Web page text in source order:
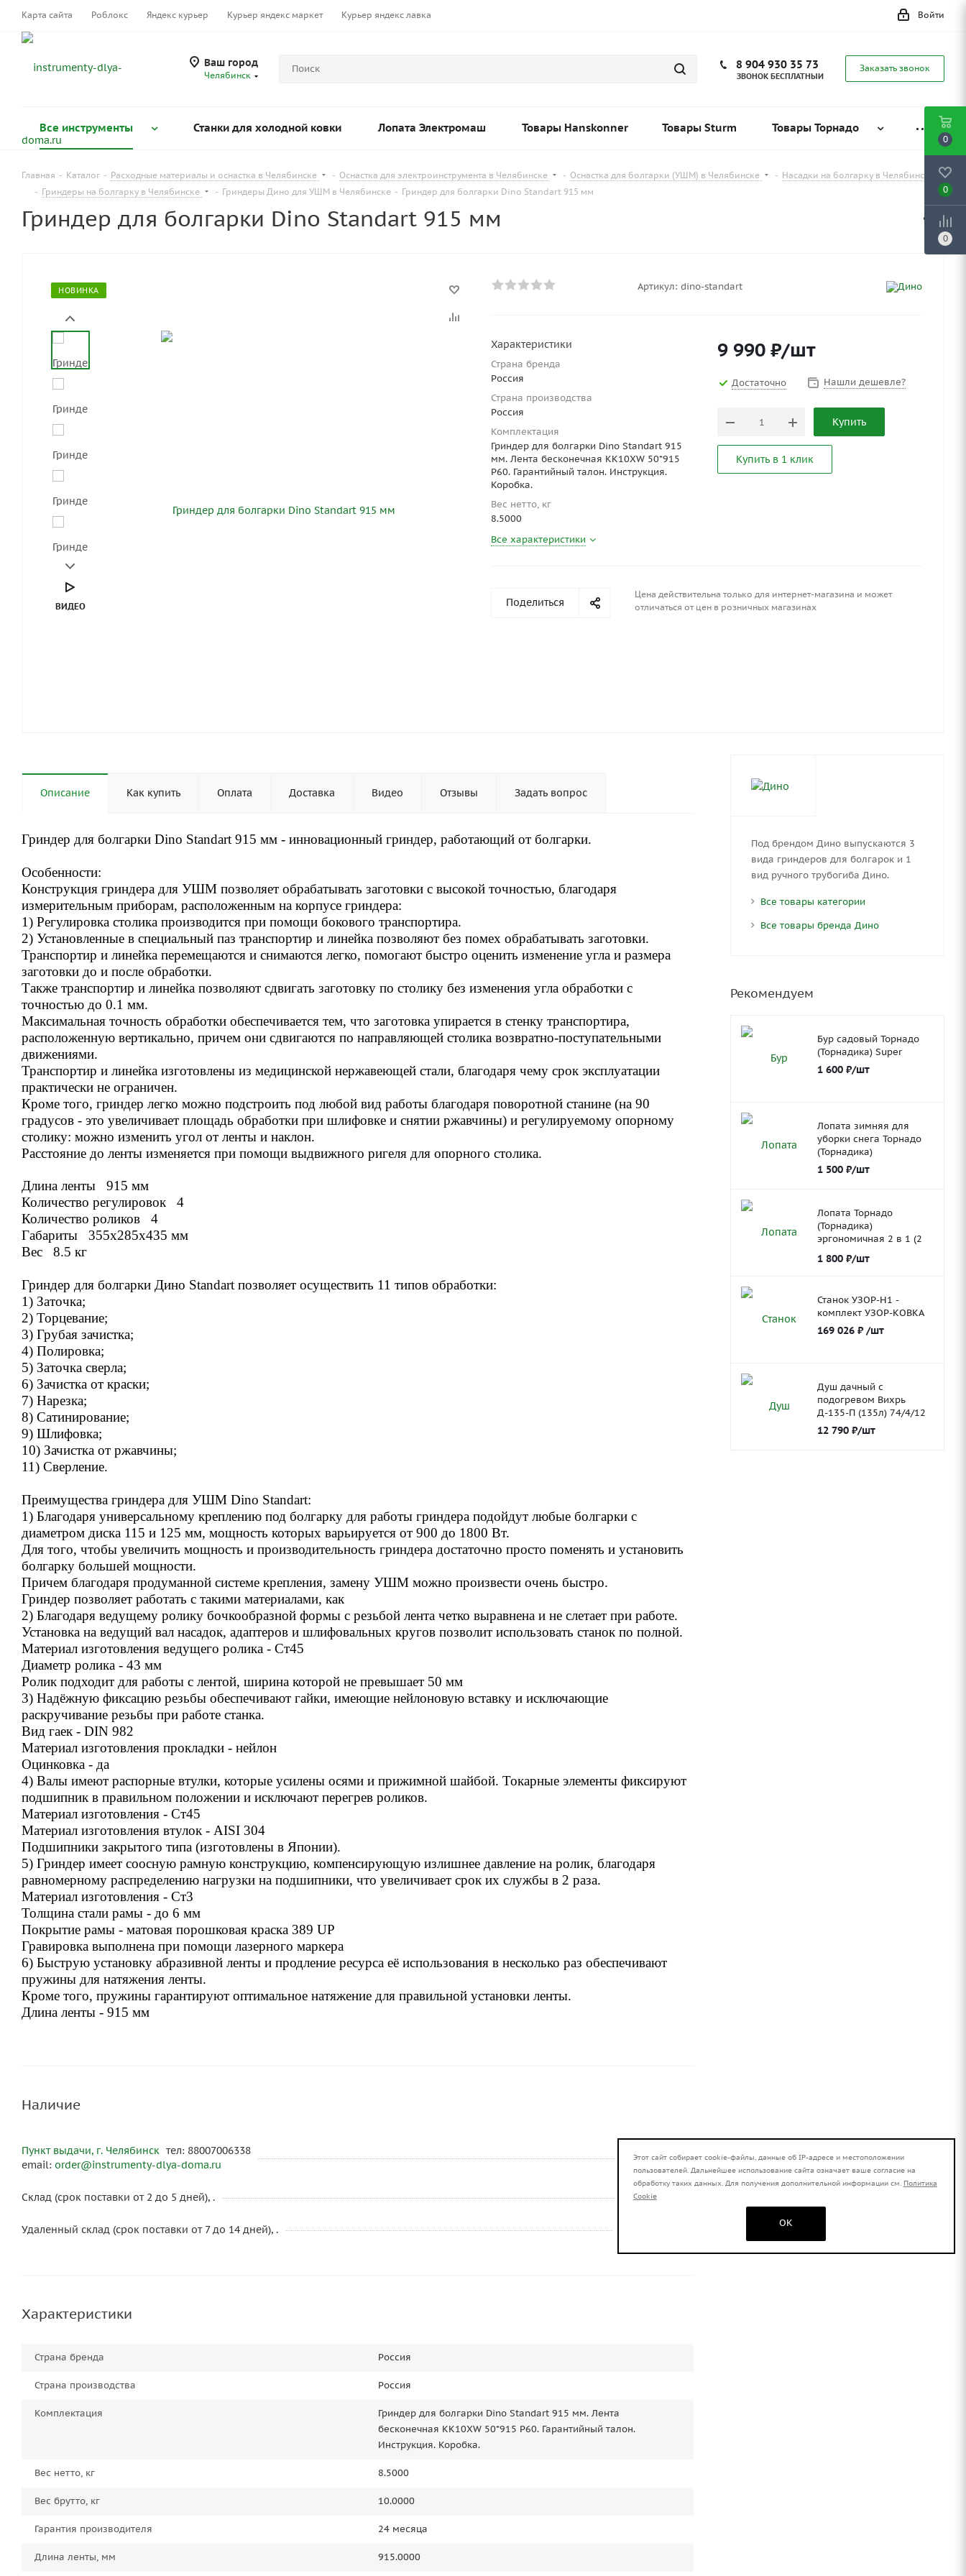
Карта сайта Роблокс Яндекс курьер Курьер яндекс маркет Курьер яндекс лавка Войти
Ваш город
Челябинск
8 904 930 35 73
ЗВОНОК БЕСПЛАТНЫЙ
Заказать звонок
Все инструменты Станки для холодной ковки Лопата Электромаш Товары Hanskonner Товары Sturm Товары Торнадо
Главная - Каталог - Расходные материалы и оснастка в Челябинске - Оснастка для электроинструмента в Челябинске - Оснастка для болгарки (УШМ) в Челябинске - Насадки на болгарку в Челябинске
- Гриндеры на болгарку в Челябинске - Гриндеры Дино для УШМ в Челябинске - Гриндер для болгарки Dino Standart 915 мм
Гриндер для болгарки Dino Standart 915 мм
НОВИНКА
ВИДЕО
Артикул: dino-standart
Характеристики
Страна бренда
Россия
Страна производства
Россия
Комплектация
Гриндер для болгарки Dino Standart 915
мм. Лента бесконечная КК10XW 50*915
P60. Гарантийный талон. Инструкция.
Коробка.
Вес нетто, кг
8.5000
Все характеристики
9 990 ₽/шт
Достаточно Нашли дешевле?
Купить
Купить в 1 клик
Поделиться
Цена действительна только для интернет-магазина и может
отличаться от цен в розничных магазинах
Описание Как купить Оплата Доставка Видео Отзывы Задать вопрос
Гриндер для болгарки Dino Standart 915 мм - инновационный гриндер, работающий от болгарки.
Особенности:
Конструкция гриндера для УШМ позволяет обрабатывать заготовки с высокой точностью, благодаря
измерительным приборам, расположенным на корпусе гриндера:
1) Регулировка столика производится при помощи бокового транспортира.
2) Установленные в специальный паз транспортир и линейка позволяют без помех обрабатывать заготовки.
Транспортир и линейка перемещаются и снимаются легко, помогают быстро оценить изменение угла и размера
заготовки до и после обработки.
Также транспортир и линейка позволяют сдвигать заготовку по столику без изменения угла обработки с
точностью до 0.1 мм.
Максимальная точность обработки обеспечивается тем, что заготовка упирается в стенку транспортира,
расположенную вертикально, причем они сдвигаются по направляющей столика возвратно-поступательными
движениями.
Транспортир и линейка изготовлены из медицинской нержавеющей стали, благодаря чему срок эксплуатации
практически не ограничен.
Кроме того, гриндер легко можно подстроить под любой вид работы благодаря поворотной станине (на 90
градусов - это увеличивает площадь обработки при шлифовке и снятии ржавчины) и регулируемому опорному
столику: можно изменить угол от ленты и наклон.
Расстояние до ленты изменяется при помощи выдвижного ригеля для опорного столика.
Длина ленты 915 мм
Количество регулировок 4
Количество роликов 4
Габариты 355x285x435 мм
Вес 8.5 кг
Гриндер для болгарки Дино Standart позволяет осуществить 11 типов обработки:
1) Заточка;
2) Торцевание;
3) Грубая зачистка;
4) Полировка;
5) Заточка сверла;
6) Зачистка от краски;
7) Нарезка;
8) Сатинирование;
9) Шлифовка;
10) Зачистка от ржавчины;
11) Сверление.
Преимущества гриндера для УШМ Dino Standart:
1) Благодаря универсальному креплению под болгарку для работы гриндера подойдут любые болгарки с
диаметром диска 115 и 125 мм, мощность которых варьируется от 900 до 1800 Вт.
Для того, чтобы увеличить мощность и производительность гриндера достаточно просто поменять и установить
болгарку большей мощности.
Причем благодаря продуманной системе крепления, замену УШМ можно произвести очень быстро.
Гриндер позволяет работать с такими материалами, как
2) Благодаря ведущему ролику бочкообразной формы с резьбой лента четко выравнена и не слетает при работе.
Установка на ведущий вал насадок, адаптеров и шлифовальных кругов позволит использовать станок по полной.
Материал изготовления ведущего ролика - Ст45
Диаметр ролика - 43 мм
Ролик подходит для работы с лентой, ширина которой не превышает 50 мм
3) Надёжную фиксацию резьбы обеспечивают гайки, имеющие нейлоновую вставку и исключающие
раскручивание резьбы при работе станка.
Вид гаек - DIN 982
Материал изготовления прокладки - нейлон
Оцинковка - да
4) Валы имеют распорные втулки, которые усилены осями и прижимной шайбой. Токарные элементы фиксируют
подшипник в правильном положении и исключают перегрев роликов.
Материал изготовления - Ст45
Материал изготовления втулок - AISI 304
Подшипники закрытого типа (изготовлены в Японии).
5) Гриндер имеет соосную рамную конструкцию, компенсирующую излишнее давление на ролик, благодаря
равномерному распределению нагрузки на подшипники, что увеличивает срок их службы в 2 раза.
Материал изготовления - Ст3
Толщина стали рамы - до 6 мм
Покрытие рамы - матовая порошковая краска 389 UP
Гравировка выполнена при помощи лазерного маркера
6) Быструю установку абразивной ленты и продление ресурса её использования в несколько раз обеспечивают
пружины для натяжения ленты.
Кроме того, пружины гарантируют оптимальное натяжение для правильной установки ленты.
Длина ленты - 915 мм
Наличие
Пункт выдачи, г. Челябинск тел: 88007006338
email: order@instrumenty-dlya-doma.ru
Предзаказ
Склад (срок поставки от 2 до 5 дней), . Предзаказ
Удаленный склад (срок поставки от 7 до 14 дней), .
Характеристики
Страна бренда Россия
Страна производства Россия
Комплектация
Гриндер для болгарки Dino Standart 915 мм. Лента
бесконечная КК10XW 50*915 P60. Гарантийный талон.
Инструкция. Коробка.
Вес нетто, кг 8.5000
Вес брутто, кг 10.0000
Гарантия производителя 24 месяца
Длина ленты, мм 915.0000
Под брендом Дино выпускаются 3
вида гриндеров для болгарок и 1
вид ручного трубогиба Дино.
Все товары категории
Все товары бренда Дино
Рекомендуем
Бур садовый Торнадо
(Торнадика) Super
1 600₽/шт
Лопата зимняя для
уборки снега Торнадо
(Торнадика)
1 500₽/шт
Лопата Торнадо
(Торнадика)
эргономичная 2 в 1 (2
1 800₽/шт
Станок УЗОР-Н1 -
комплект УЗОР-КОВКА
169 026₽ /шт
Душ дачный с
подогревом Вихрь
Д-135-П (135л) 74/4/12
12 790₽/шт
0
0
0
Этот сайт собирает cookie-файлы, данные об IP-адресе и местоположении
пользователей. Дальнейшее использование сайта означает ваше согласие на
обработку таких данных. Для получения дополнительной информации см. Политика
Cookie
OK